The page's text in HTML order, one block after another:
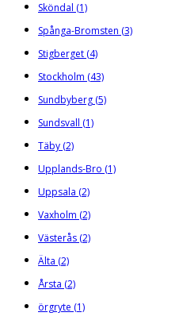
Sköndal (1)
Spånga-Bromsten (3)
Stigberget (4)
Stockholm (43)
Sundbyberg (5)
Sundsvall (1)
Täby (2)
Upplands-Bro (1)
Uppsala (2)
Vaxholm (2)
Västerås (2)
Älta (2)
Årsta (2)
örgryte (1)